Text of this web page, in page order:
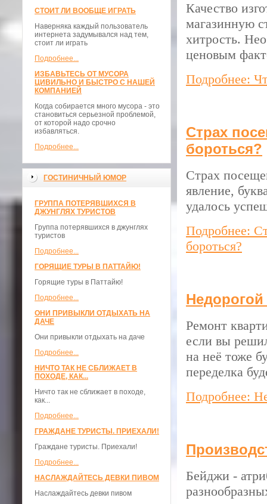
СТОИТ ЛИ ВООБЩЕ ИГРАТЬ
Наверняка каждый пользователь
интернета задумывался над тем,
стоит ли играть
Подробнее...
ИЗБАВЬТЕСЬ ОТ МУСОРА
ЦИВИЛЬНО И БЫСТРО С НАШЕЙ
КОМПАНИЕЙ
Когда собирается много мусора - это
становиться серьезной проблемой,
от которой надо срочно
избавляться.
Подробнее...
ГОСТИНИЧНЫЙ ЮМОР
ГРУППА ПОТЕРЯВШИХСЯ В
ДЖУНГЛЯХ ТУРИСТОВ
Группа потерявшихся в джунглях
туристов
Подробнее...
ГОРЯЩИЕ ТУРЫ В ПАТТАЙЮ!
Горящие туры в Паттайю!
Подробнее...
ОНИ ПРИВЫКЛИ ОТДЫХАТЬ НА
ДАЧЕ
Они привыкли отдыхать на даче
Подробнее...
НИЧТО ТАК НЕ СБЛИЖАЕТ В
ПОХОДЕ, КАК...
Ничто так не сближает в походе,
как...
Подробнее...
ГРАЖДАНЕ ТУРИСТЫ. ПРИЕХАЛИ!
Граждане туристы. Приехали!
Подробнее...
НАСЛАЖДАЙТЕСЬ ДЕВКИ ПИВОМ
Наслаждайтесь девки пивом
Качество
магазинную
хитрость.
ценовым
Подробнее:
Страх
бороться?
Страх
явление,
удалось
Подробнее:
бороться?
Ремонт
если вы
на неё тоже
переделка
Подробнее:
Бейджи -